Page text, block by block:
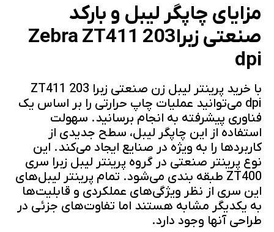
مزایای چاپگر لیبل و بارکد
صنعتی زبراZebra ZT411 203
dpi
با خرید پرینتر لیبل زن صنعتی زبرا ZT411 203
dpi می‌توانید عملیات چاپ حرارتی را بر اساس یک
فناوری پیشرفته به انجام برسانید. سهولت
استفاده از این چاپگر لیبل، سطح جدیدی از
کاربردها را به ویژه در صنایع ایجاد می‌کند. این
نوع پرینتر صنعتی در گروه پرینتر لیبل زبرا سری
ZT400 طبقه بندی می‌شود. تمام پرینتر لیبل‌های
این سری از نظر ویژگی‌های عملکردی و قابلیت‌ها
به یکدیگر مشابه هستند اما تفاوت‌های جزئی در
طراحی آنها وجود دارد.